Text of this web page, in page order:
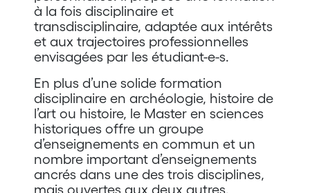
à la fois disciplinaire et
transdisciplinaire, adaptée aux intérêts
et aux trajectoires professionnelles
envisagées par les étudiant-e-s.
En plus d’une solide formation
disciplinaire en archéologie, histoire de
l’art ou histoire, le Master en sciences
historiques offre un groupe
d’enseignements en commun et un
nombre important d’enseignements
ancrés dans une des trois disciplines,
mais ouvertes aux deux autres.